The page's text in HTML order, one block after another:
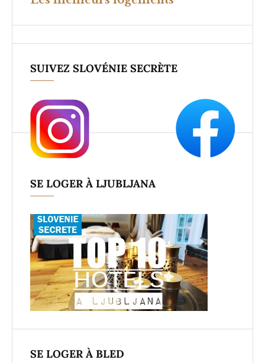
SUIVEZ SLOVÉNIE SECRÈTE
SE LOGER À LJUBLJANA
SE LOGER À BLED